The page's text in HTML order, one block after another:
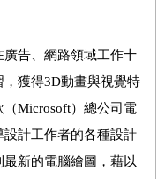
告、網路領域工作十
獲得3D動畫與視覺特
Microsoft）總公司電
計工作者的各種設計
新的電腦繪圖，藉以